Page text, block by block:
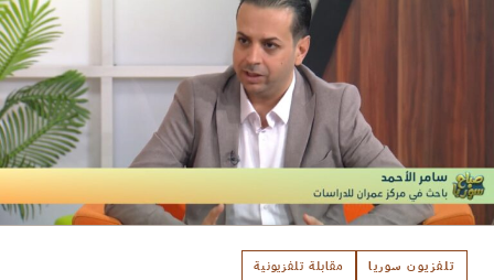
تلفزيون سوريا مقابلة تلفزيونية